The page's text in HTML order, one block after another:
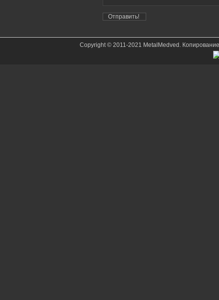
Copyright © 2011-2021 MetalMedved.